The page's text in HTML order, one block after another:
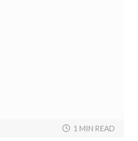
1 MIN READ